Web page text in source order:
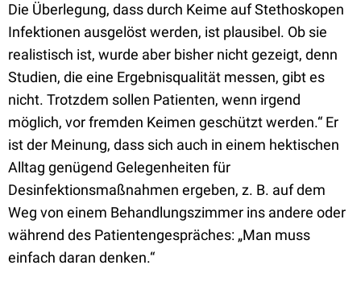
Die Überlegung, dass durch Keime auf Stethoskopen
Infektionen ausgelöst werden, ist plausibel. Ob sie
realistisch ist, wurde aber bisher nicht gezeigt, denn
Studien, die eine Ergebnisqualität messen, gibt es
nicht. Trotzdem sollen Patienten, wenn irgend
möglich, vor fremden Keimen geschützt werden.“ Er
ist der Meinung, dass sich auch in einem hektischen
Alltag genügend Gelegenheiten für
Desinfektionsmaßnahmen ergeben, z. B. auf dem
Weg von einem Behandlungszimmer ins andere oder
während des Patientengespräches: „Man muss
einfach daran denken.“